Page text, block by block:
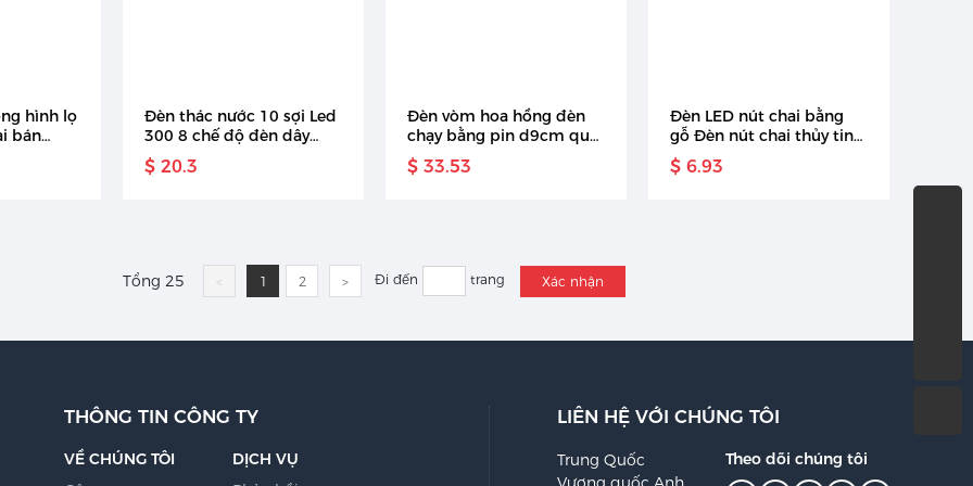
hình lọ
bán
Led
Đèn thác nước 10 sợi Led
300 8 chế độ đèn dây
chống nước chạy bằng
pin cho trong nhà và
$ 20.3
Đèn vòm hoa hồng đèn
chạy bằng pin d9cm quà
tặng tốt nhất gia đình
người yêu cho tiệc cưới,
$ 33.53
Đèn LED nút chai bằng
gỗ Đèn nút chai thủy tinh
Trồng Hoa Cây đèn nút
chai
$ 6.93
Tổng 25 < 1 2 > Đi đến trang Xác nhận
THÔNG TIN CÔNG TY
VỀ CHÚNG TÔI
DỊCH VỤ
LIÊN HỆ VỚI CHÚNG TÔI
Trung Quốc
Theo dõi chúng tôi
86-13685895557